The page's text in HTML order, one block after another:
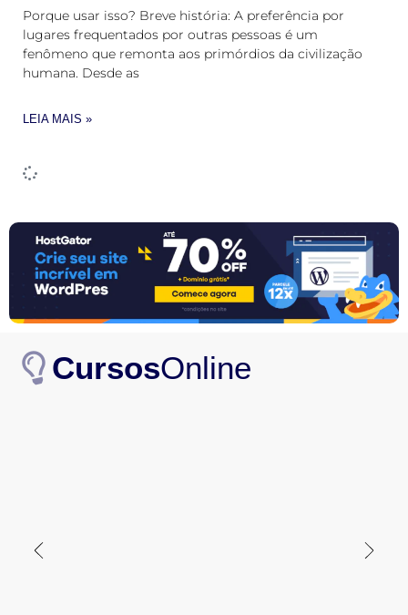
Porque usar isso? Breve história: A preferência por
lugares frequentados por outras pessoas é um
fenômeno que remonta aos primórdios da civilização
humana. Desde as
LEIA MAIS »
CursosOnline